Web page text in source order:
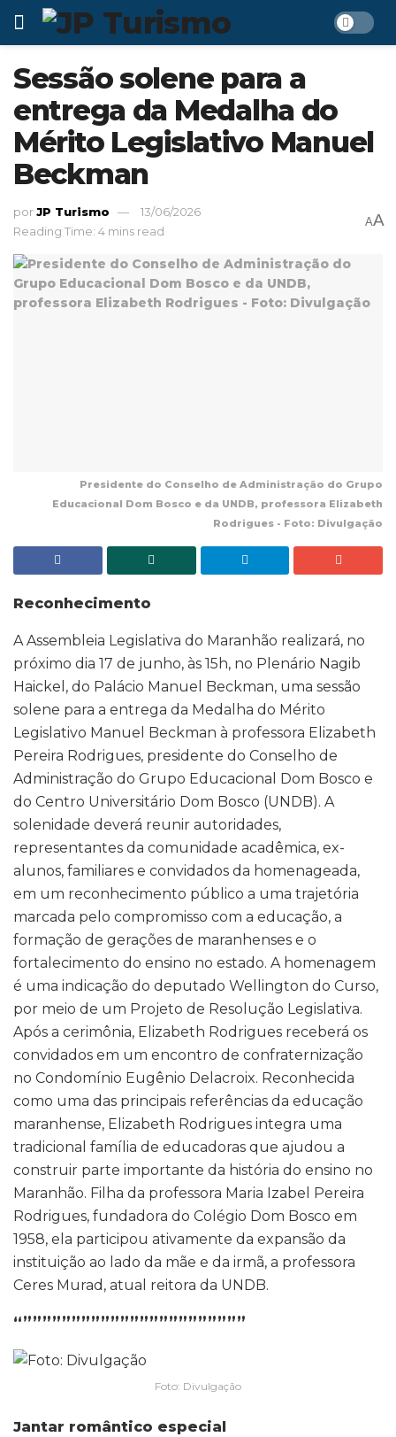
Sessão solene para a
entrega da Medalha do
Mérito Legislativo Manuel
Beckman
porJP Turismo
13/06/2026
Reading Time: 4 mins read
AA
Presidente do Conselho de Administração do Grupo
Educacional Dom Bosco e da UNDB, professora Elizabeth
Rodrigues - Foto: Divulgação
Reconhecimento
A Assembleia Legislativa do Maranhão realizará, no
próximo dia 17 de junho, às 15h, no Plenário Nagib
Haickel, do Palácio Manuel Beckman, uma sessão
solene para a entrega da Medalha do Mérito
Legislativo Manuel Beckman à professora Elizabeth
Pereira Rodrigues, presidente do Conselho de
Administração do Grupo Educacional Dom Bosco e
do Centro Universitário Dom Bosco (UNDB). A
solenidade deverá reunir autoridades,
representantes da comunidade acadêmica, ex-
alunos, familiares e convidados da homenageada,
em um reconhecimento público a uma trajetória
marcada pelo compromisso com a educação, a
formação de gerações de maranhenses e o
fortalecimento do ensino no estado. A homenagem
é uma indicação do deputado Wellington do Curso,
por meio de um Projeto de Resolução Legislativa.
Após a cerimônia, Elizabeth Rodrigues receberá os
convidados em um encontro de confraternização
no Condomínio Eugênio Delacroix. Reconhecida
como uma das principais referências da educação
maranhense, Elizabeth Rodrigues integra uma
tradicional família de educadoras que ajudou a
construir parte importante da história do ensino no
Maranhão. Filha da professora Maria Izabel Pereira
Rodrigues, fundadora do Colégio Dom Bosco em
1958, ela participou ativamente da expansão da
instituição ao lado da mãe e da irmã, a professora
Ceres Murad, atual reitora da UNDB.
“”””””””””””””””””””””””
Foto: Divulgação
Jantar romântico especial